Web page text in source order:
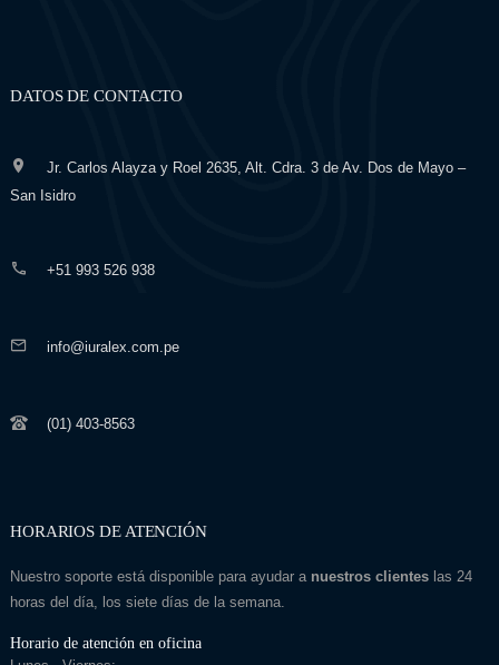
DATOS DE CONTACTO
Jr. Carlos Alayza y Roel 2635, Alt. Cdra. 3 de Av. Dos de Mayo –
San Isidro
+51 993 526 938
info@iuralex.com.pe
(01) 403-8563
HORARIOS DE ATENCIÓN
Nuestro soporte está disponible para ayudar a nuestros clienteslas 24
horas del día, los siete días de la semana.
Horario de atención en oficina